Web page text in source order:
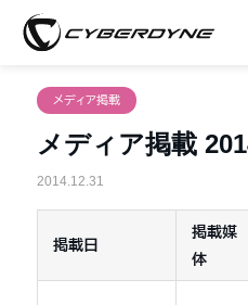
メディア掲載
メディア掲載
2014.12.31
掲載日
掲載媒
体